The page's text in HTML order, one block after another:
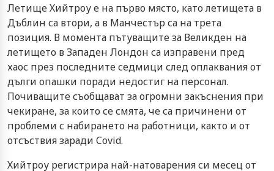
Летище Хийтроу е на първо място, като летищета в
Дъблин са втори, а в Манчестър са на трета
позиция. В момента пътуващите за Великден на
летището в Западен Лондон са изправени пред
хаос през последните седмици след оплаквания от
дълги опашки поради недостиг на персонал.
Почиващите съобщават за огромни закъснения при
чекиране, за които се смята, че са причинени от
проблеми с набирането на работници, както и от
отсъствия заради Covid.
Хийтроу регистрира най-натоварения си месец от